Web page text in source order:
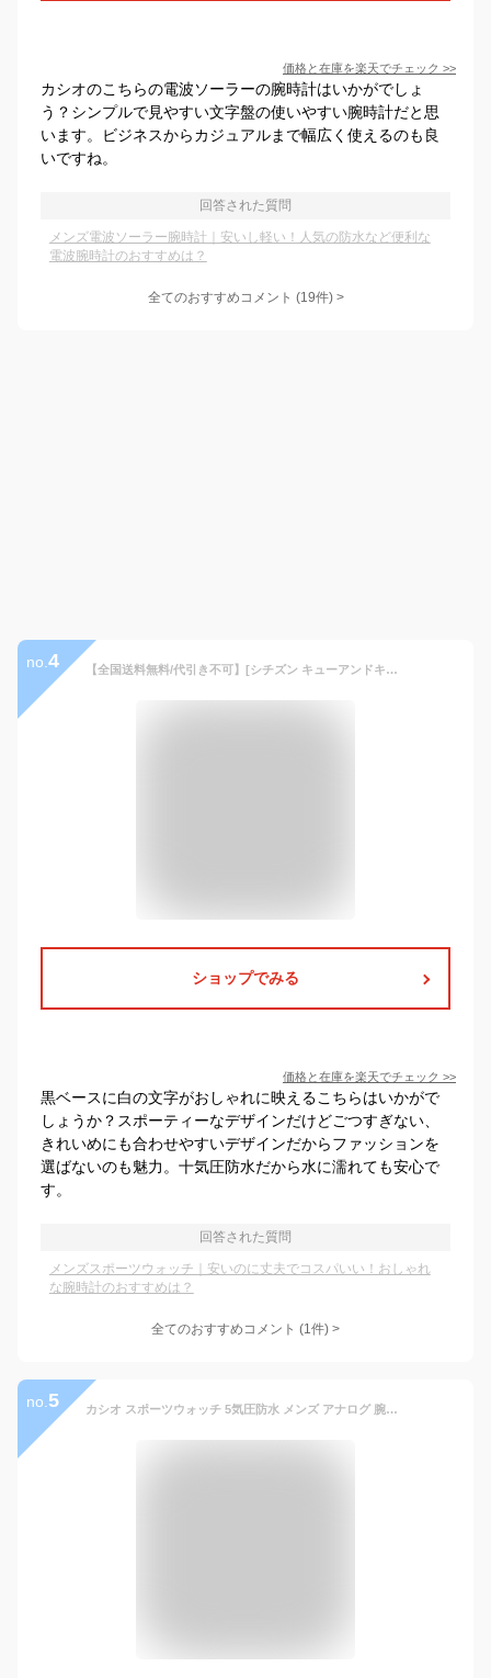
価格と在庫を楽天でチェック >>
カシオのこちらの電波ソーラーの腕時計はいかがでしょ
う？シンプルで見やすい文字盤の使いやすい腕時計だと思
います。ビジネスからカジュアルまで幅広く使えるのも良
いですね。
回答された質問
メンズ電波ソーラー腕時計｜安いし軽い！人気の防水など便利な
電波腕時計のおすすめは？
全てのおすすめコメント (19件) >
no. 4 【全国送料無料/代引き不可】[シチズン キューアンドキュー]CITIZEN Q&Q 腕時計 スポーツウォッチ アナログ表示 10気圧防水 ブラック×ホワイト VR44-001 メンズチープシチズン チープカシオ 最安値 記念品 送別会 景品 就職 旅行 退職祝い
ショップでみる
価格と在庫を楽天でチェック >>
黒ベースに白の文字がおしゃれに映えるこちらはいかがで
しょうか？スポーティーなデザインだけどごつすぎない、
きれいめにも合わせやすいデザインだからファッションを
選ばないのも魅力。十気圧防水だから水に濡れても安心で
す。
回答された質問
メンズスポーツウォッチ｜安いのに丈夫でコスパいい！おしゃれ
な腕時計のおすすめは？
全てのおすすめコメント (1件) >
no. 5 カシオ スポーツウォッチ 5気圧防水 メンズ アナログ 腕時計 文字盤 見やすい アラビア数字 日付カレンダー おしゃれな ブラック 黒 (SD09P-7106BKWH) ランニングウォッチ カシオ CASIO 海外限定 日本未発売 マラソン ランニング 時計 アウトドアウォッチ